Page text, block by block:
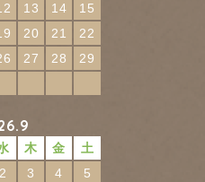
13 14
15
20 21
22
27 28
29
木 金
土
2 3 4
5